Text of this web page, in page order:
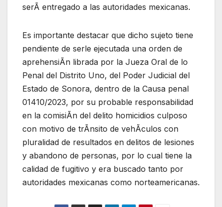
serÃ entregado a las autoridades mexicanas.
Es importante destacar que dicho sujeto tiene
pendiente de serle ejecutada una orden de
aprehensiÃn librada por la Jueza Oral de lo
Penal del Distrito Uno, del Poder Judicial del
Estado de Sonora, dentro de la Causa penal
01410/2023, por su probable responsabilidad
en la comisiÃn del delito homicidios culposo
con motivo de trÃnsito de vehÃculos con
pluralidad de resultados en delitos de lesiones
y abandono de personas, por lo cual tiene la
calidad de fugitivo y era buscado tanto por
autoridades mexicanas como norteamericanas.